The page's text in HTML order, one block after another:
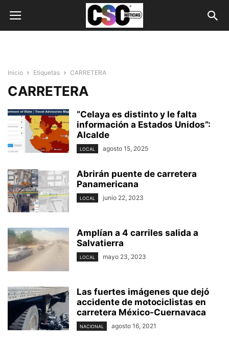
Inicio Etiquetas CARRETERA
CARRETERA
“Celaya es distinto y le falta
información a Estados Unidos”:
Alcalde
LOCAL agosto 15, 2025
Abrirán puente de carretera
Panamericana
LOCAL junio 22, 2023
Amplían a 4 carriles salida a
Salvatierra
LOCAL mayo 23, 2023
Las fuertes imágenes que dejó
accidente de motociclistas en
carretera México-Cuernavaca
NACIONAL agosto 16, 2021